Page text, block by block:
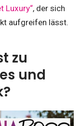
Luxury“, der sich
aufgreifen lässt.
zu
und